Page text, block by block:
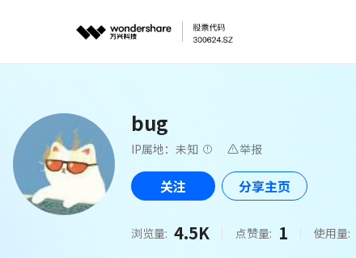
bug
IP属地：未知 举报
关注 分享主页
浏览量: 4.5K 点赞量: 1 使用量: